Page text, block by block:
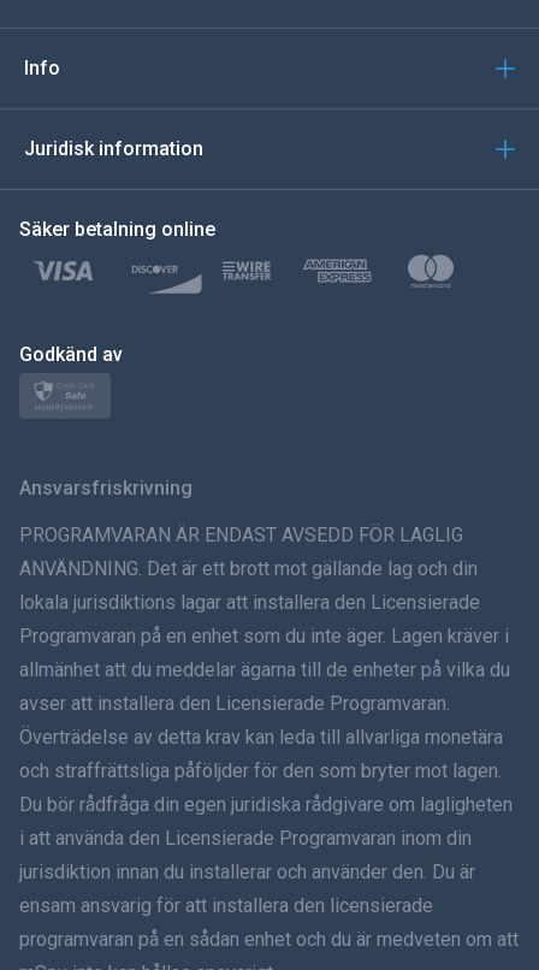
Türkçe
Polski
ภาษาไทย
Dansk
हिंदी
עברית
Română
Ελληνικά
Info
Juridisk information
Säker betalning online
Godkänd av
Ansvarsfriskrivning
PROGRAMVARAN ÄR ENDAST AVSEDD FÖR LAGLIG
ANVÄNDNING. Det är ett brott mot gällande lag och din
lokala jurisdiktions lagar att installera den Licensierade
Programvaran på en enhet som du inte äger. Lagen kräver i
allmänhet att du meddelar ägarna till de enheter på vilka du
avser att installera den Licensierade Programvaran.
Överträdelse av detta krav kan leda till allvarliga monetära
och straffrättsliga påföljder för den som bryter mot lagen.
Du bör rådfråga din egen juridiska rådgivare om lagligheten
i att använda den Licensierade Programvaran inom din
jurisdiktion innan du installerar och använder den. Du är
ensam ansvarig för att installera den licensierade
programvaran på en sådan enhet och du är medveten om att